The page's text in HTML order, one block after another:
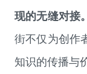
现的无缝对接
街不仅为创作
知识的传播与